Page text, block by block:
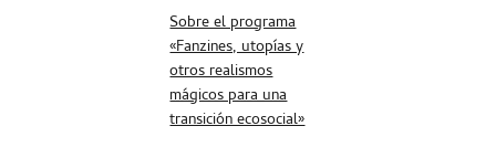
Sobre el programa
«Fanzines, utopías y
otros realismos
mágicos para una
transición ecosocial»